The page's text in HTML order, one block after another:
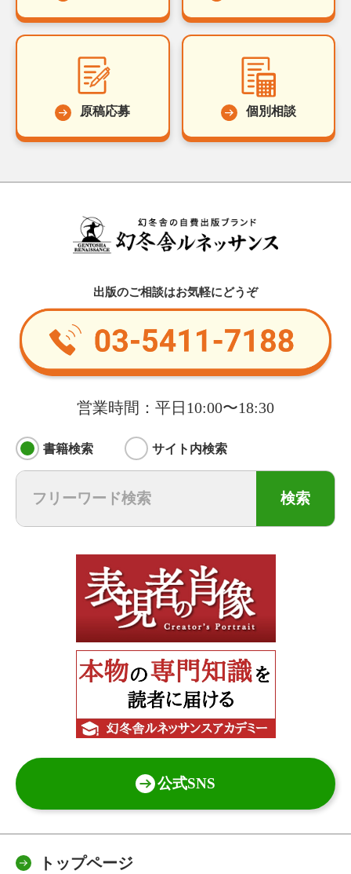
原稿応募 個別相談
出版のご相談はお気軽にどうぞ
営業時間：平日10:00〜18:30
書籍検索 サイト内検索
検索
公式SNS
トップページ